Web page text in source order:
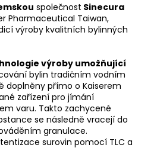
společnost Sinecura
Pharmaceutical Taiwan,
výroby kvalitních bylinných
výroby umožňující
bylin tradičním vodním
doplněny přímo o Kaiserem
zařízení pro jímání
varu. Takto zachycené
se následně vracejí do
granulace.
surovin pomocí TLC a